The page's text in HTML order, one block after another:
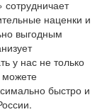
наценки и
выгодным
у нас не только
быстро и